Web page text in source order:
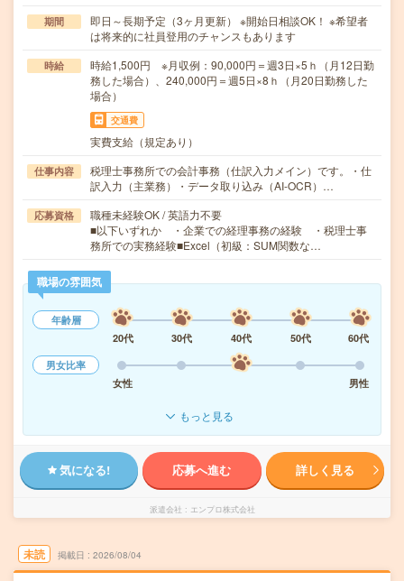
期間
即日～長期予定（3ヶ月更新） ※開始日相談OK！ ※希望者
は将来的に社員登用のチャンスもあります
時給
時給1,500円 ※月収例：90,000円＝週3日×5ｈ（月12日勤
務した場合）、240,000円＝週5日×8ｈ（月20日勤務した
場合）
交通費
実費支給（規定あり）
仕事内容
税理士事務所での会計事務（仕訳入力メイン）です。・仕
訳入力（主業務）・データ取り込み（AI-OCR）…
応募資格
職種未経験OK / 英語力不要
■以下いずれか ・企業での経理事務の経験 ・税理士事
務所での実務経験■Excel（初級：SUM関数な…
職場の雰囲気
年齢層
20代
30代 40代 50代
60代
男女比率
女性
男性
もっと見る
気になる! 応募へ進む 詳しく見る
派遣会社 エンプロ株式会社
未読 掲載日 2026/08/04